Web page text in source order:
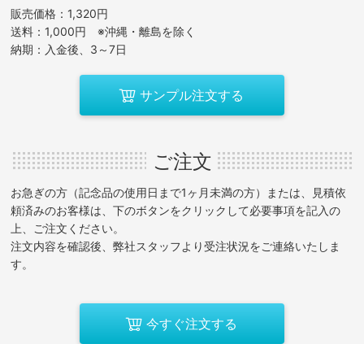
販売価格：1,320円
送料：1,000円 ※沖縄・離島を除く
納期：入金後、3～7日
サンプル注文する
ご注文
お急ぎの方（記念品の使用日まで1ヶ月未満の方）または、見積依
頼済みのお客様は、下のボタンをクリックして必要事項を記入の
上、ご注文ください。
注文内容を確認後、弊社スタッフより受注状況をご連絡いたしま
す。
今すぐ注文する